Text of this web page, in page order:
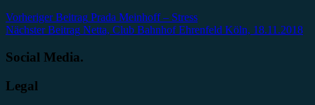
Beitragsnavigation
Vorheriger Beitrag Prada Meinhoff – Stress
Nächster Beitrag Netta, Club Bahnhof Ehrenfeld Köln, 18.11.2018
Social Media.
Legal